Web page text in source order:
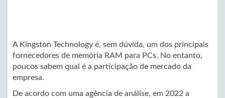
A Kingston Technology é, sem dúvida, um dos principais
fornecedores de memória RAM para PCs. No entanto,
poucos sabem qual é a participação de mercado da
empresa.
De acordo com uma agência de análise, em 2022 a